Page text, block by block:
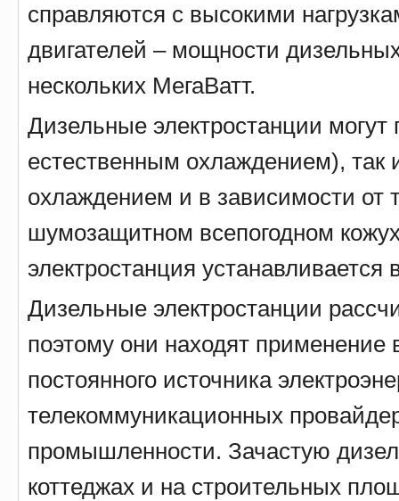
справляются с высокими
двигателей – мощности
нескольких МегаВатт.
Дизельные электростанции могут
естественным охлаждением),
охлаждением и в зависимости от
шумозащитном всепогодном
электростанция
Дизельные электростанции
поэтому они находят применение
постоянного источника
телекоммуникационных
промышленности. Зачастую
коттеджах и на строительных